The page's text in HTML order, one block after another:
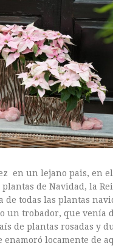
en un lejano pais, en
plantas de Navidad, la
de todas las plantas
un trobador, que venía
de plantas rosadas y
enamoró locamente de